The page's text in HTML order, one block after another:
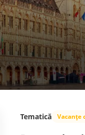
Tematică Vacanțe